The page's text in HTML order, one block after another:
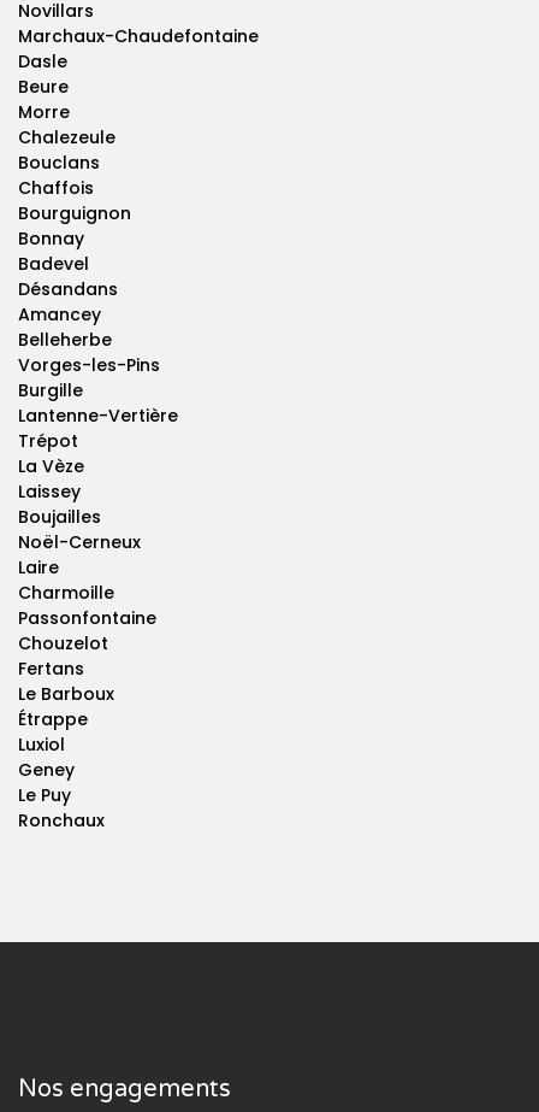
Novillars
Marchaux-Chaudefontaine
Dasle
Beure
Morre
Chalezeule
Bouclans
Chaffois
Bourguignon
Bonnay
Badevel
Désandans
Amancey
Belleherbe
Vorges-les-Pins
Burgille
Lantenne-Vertière
Trépot
La Vèze
Laissey
Boujailles
Noël-Cerneux
Laire
Charmoille
Passonfontaine
Chouzelot
Fertans
Le Barboux
Étrappe
Luxiol
Geney
Le Puy
Ronchaux
Nos engagements